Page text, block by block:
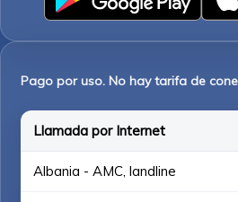
Pago por uso. No hay tarifa de
Llamada por Internet
Albania - AMC, landline